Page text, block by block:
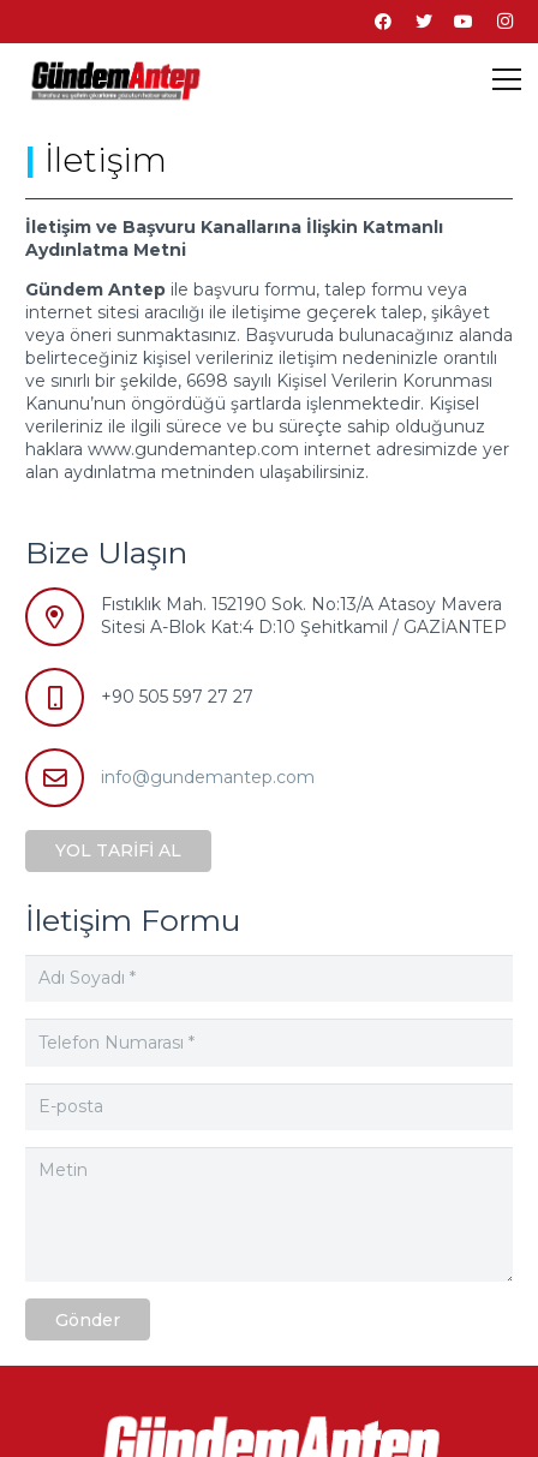
| İletişim
İletişim ve Başvuru Kanallarına İlişkin Katmanlı
Aydınlatma Metni
Gündem Antep ile başvuru formu, talep formu veya
internet sitesi aracılığı ile iletişime geçerek talep, şikâyet
veya öneri sunmaktasınız. Başvuruda bulunacağınız alanda
belirteceğiniz kişisel verileriniz iletişim nedeninizle orantılı
ve sınırlı bir şekilde, 6698 sayılı Kişisel Verilerin Korunması
Kanunu’nun öngördüğü şartlarda işlenmektedir. Kişisel
verileriniz ile ilgili sürece ve bu süreçte sahip olduğunuz
haklara www.gundemantep.com internet adresimizde yer
alan aydınlatma metninden ulaşabilirsiniz.
Bize Ulaşın
Fıstıklık Mah. 152190 Sok. No:13/A Atasoy Mavera
Sitesi A-Blok Kat:4 D:10 Şehitkamil / GAZİANTEP
+90 505 597 27 27
info@gundemantep.com
YOL TARİFİ AL
İletişim Formu
Gönder